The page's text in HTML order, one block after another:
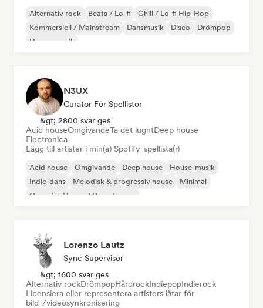
Alternativ rock Beats / Lo-fi
Chill / Lo-fi Hip-Hop
Kommersiell / Mainstream
Dansmusik Disco
Drömpop
House-musik
N3UX
Curator För Spellistor
&gt; 2800 svar ges
Acid houseOmgivandeTa det lugntDeep house
Electronica
Lägg till artister i min(a) Spotify-spellista(r)
Acid house Omgivande Deep house
House-musik
Indie-dans
Melodisk & progressiv house
Minimal
Organisk House / Downtempo
Lorenzo Lautz
Sync Supervisor
&gt; 1600 svar ges
Alternativ rockDrömpopHårdrockIndiepopIndierock
Licensiera eller representera artisters låtar för
bild-/videosynkronisering